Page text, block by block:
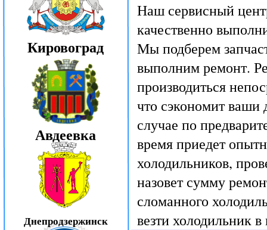
Кировоград
Авдеевка
Наш сервисный
качественно
Мы подберем
выполним ремонт.
производиться
что сэкономит ваши
случае по
время приедет
холодильников,
назовет сумму
сломанного
везти холодильник
Днепродзержинск